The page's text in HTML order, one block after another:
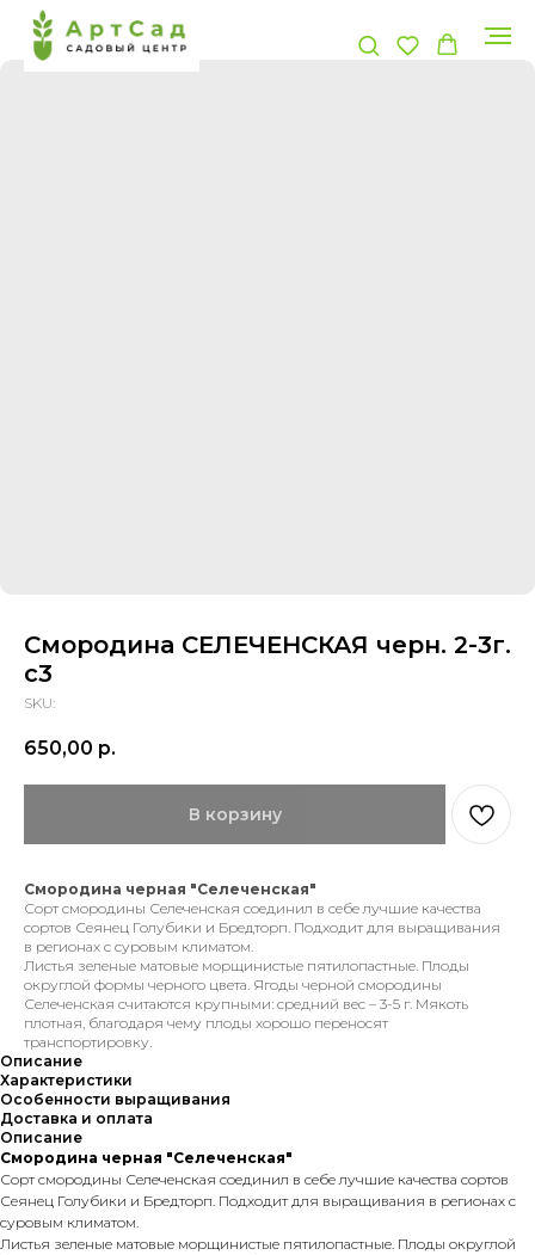
Смородина СЕЛЕЧЕНСКАЯ черн. 2-3г.
с3
SKU:
650,00 р.
В корзину
Смородина черная "Селеченская"
Сорт смородины Селеченская соединил в себе лучшие качества
сортов Сеянец Голубики и Бредторп. Подходит для выращивания
в регионах с суровым климатом.
Листья зеленые матовые морщинистые пятилопастные. Плоды
округлой формы черного цвета. Ягоды черной смородины
Селеченская считаются крупными: средний вес – 3-5 г. Мякоть
плотная, благодаря чему плоды хорошо переносят
транспортировку.
Описание
Характеристики
Особенности выращивания
Доставка и оплата
Описание
Смородина черная "Селеченская"
Сорт смородины Селеченская соединил в себе лучшие качества сортов
Сеянец Голубики и Бредторп. Подходит для выращивания в регионах с
суровым климатом.
Листья зеленые матовые морщинистые пятилопастные. Плоды округлой